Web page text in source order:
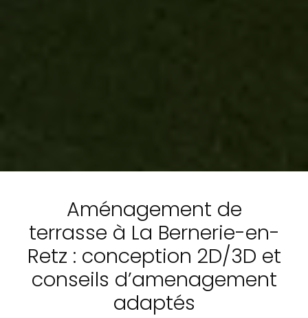
Aménagement de
terrasse à La Bernerie-en-
Retz : conception 2D/3D et
conseils d’amenagement
adaptés